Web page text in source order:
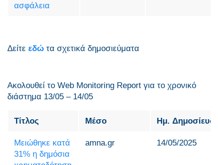
ασφάλεια
Δείτε εδώ τα σχετικά δημοσιεύματα
Ακολουθεί το Web Monitoring Report για τo χρονικό
διάστημα 13/05 – 14/05
Τίτλος Μέσο Ημ.
Μειώθηκε κατά
31% η δημόσια
amna.gr 14/05/2025